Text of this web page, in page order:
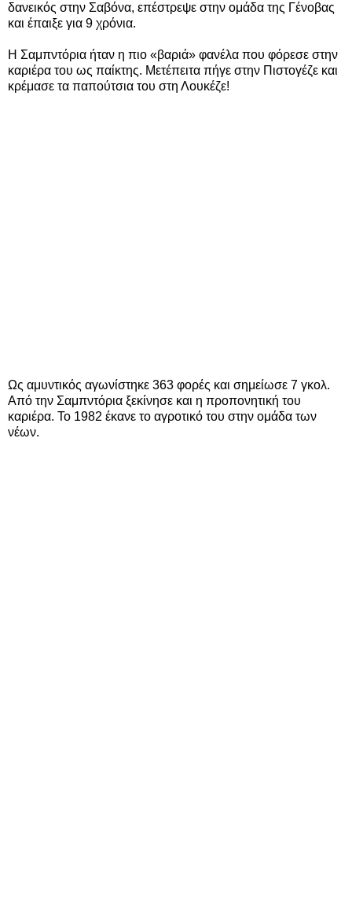
δανεικός στην Σαβόνα, επέστρεψε στην ομάδα της Γένοβας
και έπαιξε για 9 χρόνια.
Η Σαμπντόρια ήταν η πιο «βαριά» φανέλα που φόρεσε στην
καριέρα του ως παίκτης. Μετέπειτα πήγε στην Πιστογέζε και
κρέμασε τα παπούτσια του στη Λουκέζε!
Ως αμυντικός αγωνίστηκε 363 φορές και σημείωσε 7 γκολ.
Από την Σαμπντόρια ξεκίνησε και η προπονητική του
καριέρα. Το 1982 έκανε το αγροτικό του στην ομάδα των
νέων.